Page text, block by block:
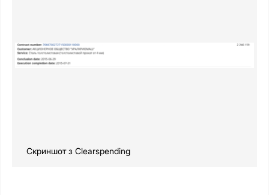
Скриншот з Clearspending